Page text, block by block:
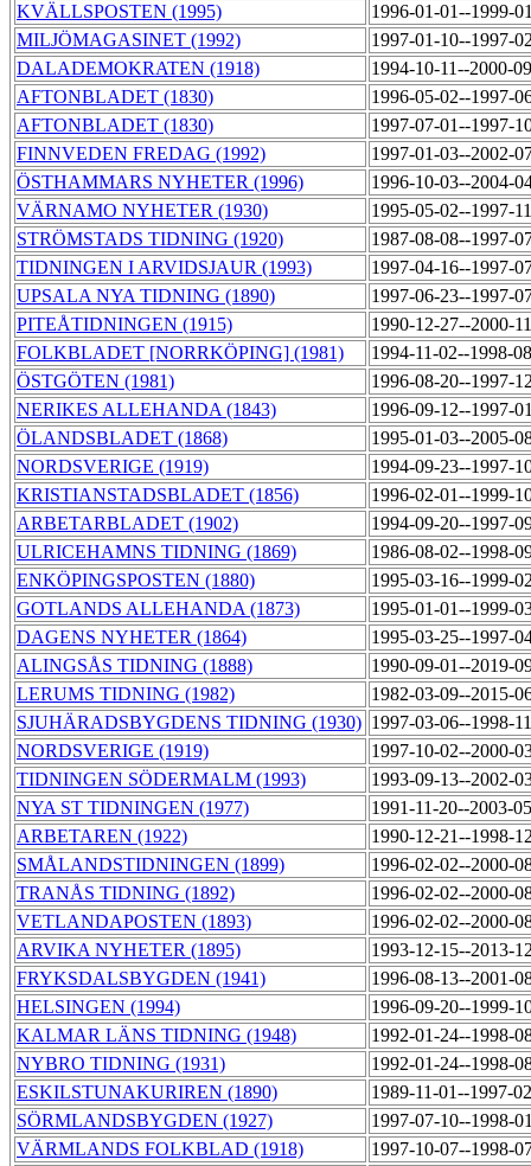
KVÄLLSPOSTEN (1995)
1996-01-01--1999-
MILJÖMAGASINET (1992)
1997-01-10--1997-
DALADEMOKRATEN (1918)
1994-10-11--2000-
AFTONBLADET (1830)
1996-05-02--1997-
AFTONBLADET (1830)
1997-07-01--1997-
FINNVEDEN FREDAG (1992)
1997-01-03--2002-
ÖSTHAMMARS NYHETER (1996)
1996-10-03--2004-
VÄRNAMO NYHETER (1930)
1995-05-02--1997-
STRÖMSTADS TIDNING (1920)
1987-08-08--1997-
TIDNINGEN I ARVIDSJAUR (1993)
1997-04-16--1997-
UPSALA NYA TIDNING (1890)
1997-06-23--1997-
PITEÅTIDNINGEN (1915)
1990-12-27--2000-
FOLKBLADET [NORRKÖPING] (1981)
1994-11-02--1998-
ÖSTGÖTEN (1981)
1996-08-20--1997-
NERIKES ALLEHANDA (1843)
1996-09-12--1997-
ÖLANDSBLADET (1868)
1995-01-03--2005-
NORDSVERIGE (1919)
1994-09-23--1997-
KRISTIANSTADSBLADET (1856)
1996-02-01--1999-
ARBETARBLADET (1902)
1994-09-20--1997-
ULRICEHAMNS TIDNING (1869)
1986-08-02--1998-
ENKÖPINGSPOSTEN (1880)
1995-03-16--1999-
GOTLANDS ALLEHANDA (1873)
1995-01-01--1999-
DAGENS NYHETER (1864)
1995-03-25--1997-
ALINGSÅS TIDNING (1888)
1990-09-01--2019-
LERUMS TIDNING (1982)
1982-03-09--2015-
SJUHÄRADSBYGDENS TIDNING (1930) 1997-03-06--1998-
NORDSVERIGE (1919)
1997-10-02--2000-
TIDNINGEN SÖDERMALM (1993)
1993-09-13--2002-
NYA ST TIDNINGEN (1977)
1991-11-20--2003-
ARBETAREN (1922)
1990-12-21--1998-
SMÅLANDSTIDNINGEN (1899)
1996-02-02--2000-
TRANÅS TIDNING (1892)
1996-02-02--2000-
VETLANDAPOSTEN (1893)
1996-02-02--2000-
ARVIKA NYHETER (1895)
1993-12-15--2013-
FRYKSDALSBYGDEN (1941)
1996-08-13--2001-
HELSINGEN (1994)
1996-09-20--1999-
KALMAR LÄNS TIDNING (1948)
1992-01-24--1998-
NYBRO TIDNING (1931)
1992-01-24--1998-
ESKILSTUNAKURIREN (1890)
1989-11-01--1997-
SÖRMLANDSBYGDEN (1927)
1997-07-10--1998-
VÄRMLANDS FOLKBLAD (1918)
1997-10-07--1998-